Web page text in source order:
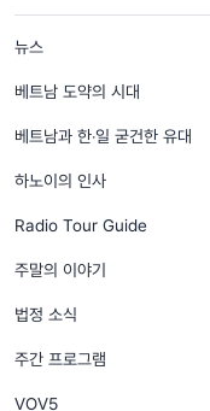
menu footer
뉴스
베트남 도약의 시대
베트남과 한‧일 굳건한 유대
하노이의 인사
Radio Tour Guide
주말의 이야기
법정 소식
주간 프로그램
VOV5